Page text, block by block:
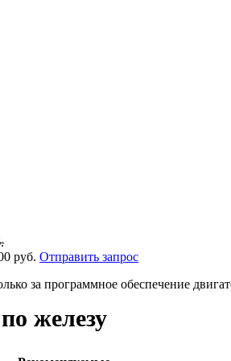
руб. Отправить запрос
за программное обеспечение
железу